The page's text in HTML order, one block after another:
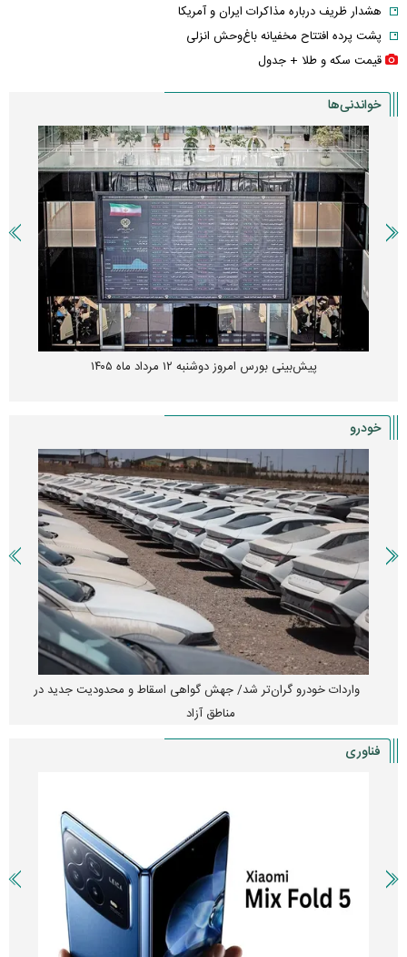
هشدار ظریف درباره مذاکرات ایران و آمریکا
پشت پرده افتتاح مخفیانه باغ‌وحش انزلی
قیمت سکه و طلا + جدول
خواندنی‌ها
پیش‌بینی بورس امروز دوشنبه ۱۲ مرداد ماه ۱۴۰۵
خودرو
واردات خودرو گران‌تر شد/ جهش گواهی اسقاط و محدودیت جدید در
مناطق آزاد
فناوری